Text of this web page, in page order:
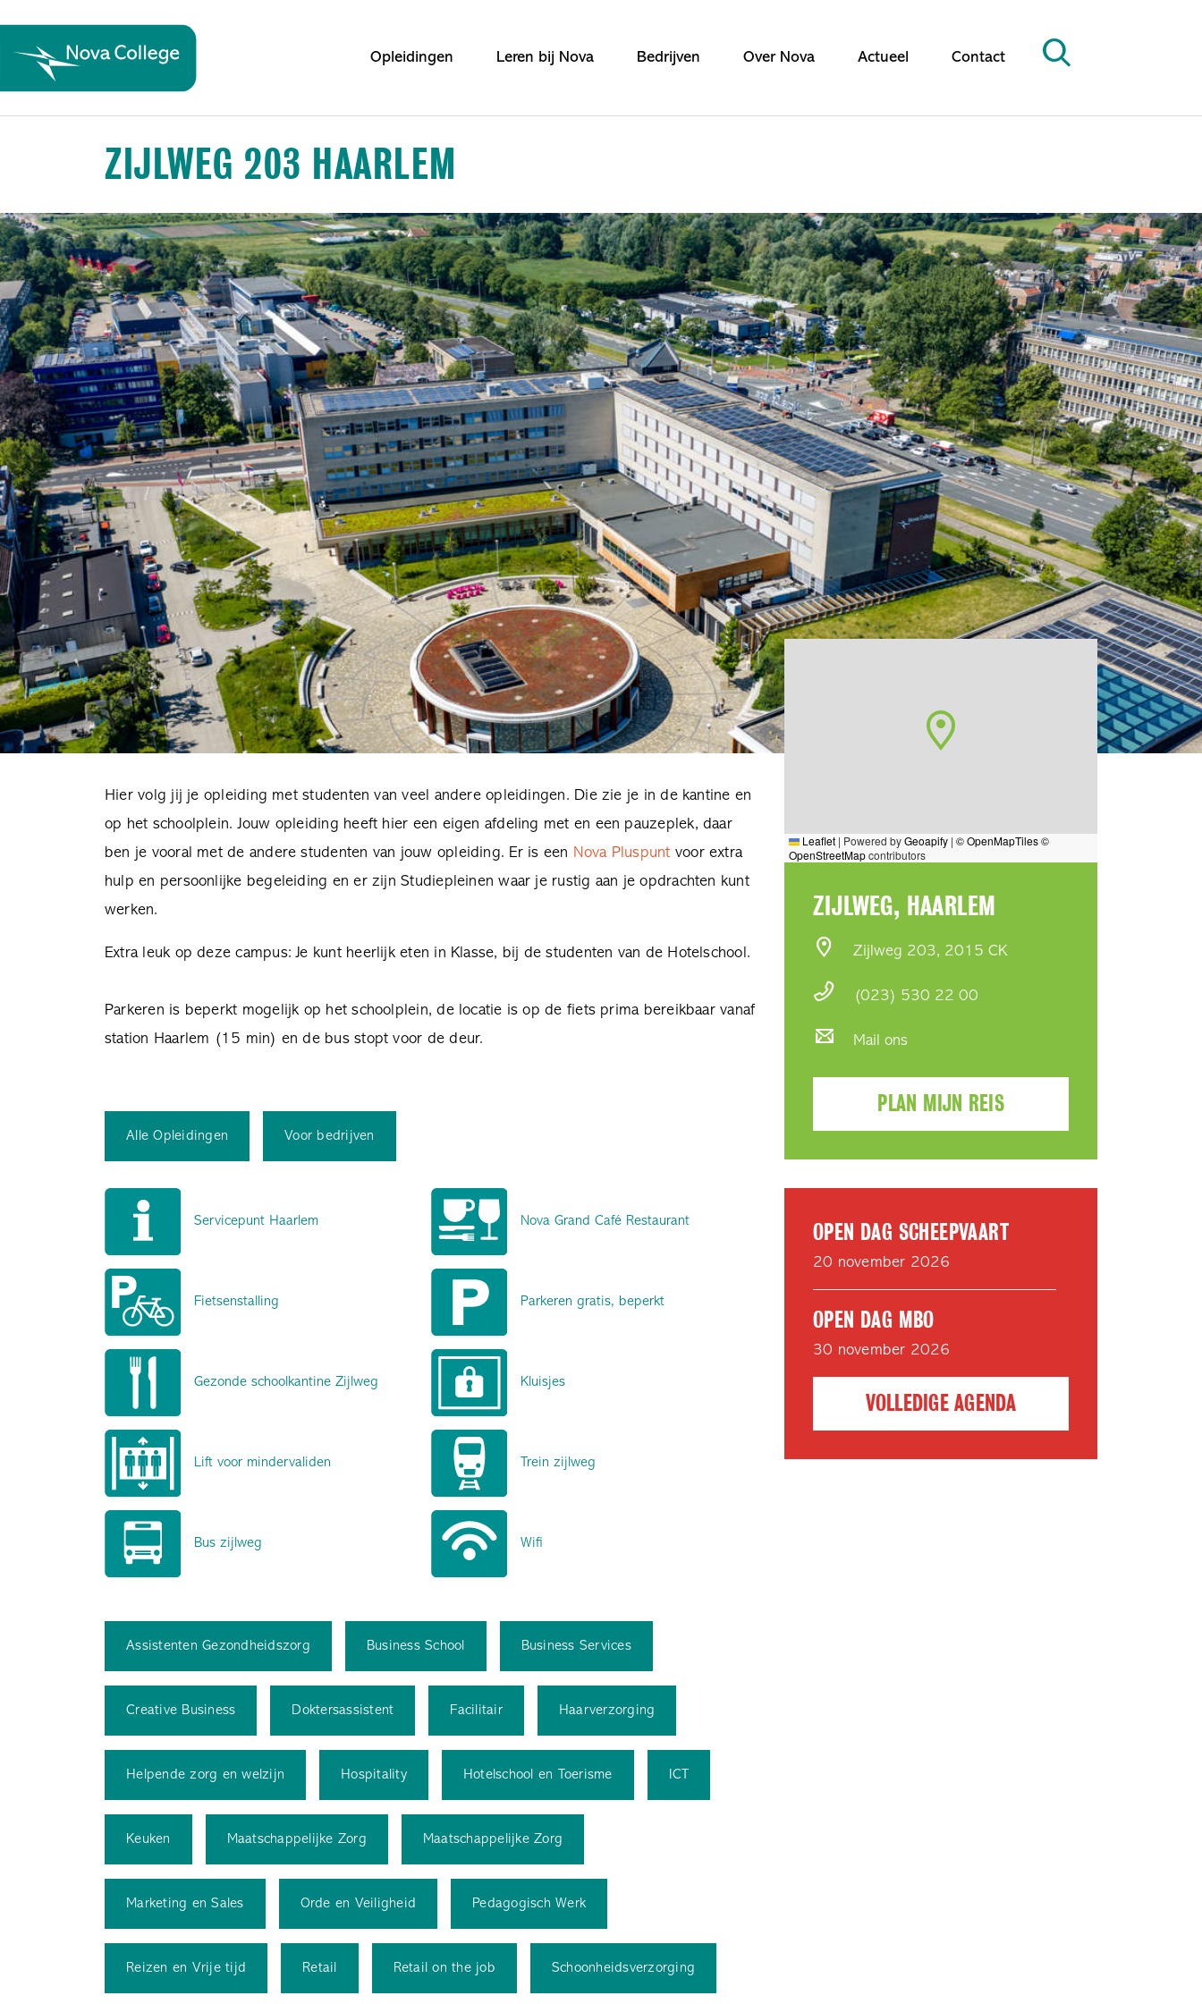
Opleidingen Leren bij Nova Bedrijven Over Nova Actueel Contact
ZIJLWEG 203 HAARLEM
Hier volg jij je opleiding met studenten van veel andere opleidingen. Die zie je in de kantine en
op het schoolplein. Jouw opleiding heeft hier een eigen afdeling met en een pauzeplek, daar
ben je vooral met de andere studenten van jouw opleiding. Er is een Nova Pluspunt voor extra
hulp en persoonlijke begeleiding en er zijn Studiepleinen waar je rustig aan je opdrachten kunt
werken.
Extra leuk op deze campus: Je kunt heerlijk eten in Klasse, bij de studenten van de Hotelschool.
Parkeren is beperkt mogelijk op het schoolplein, de locatie is op de fiets prima bereikbaar vanaf
station Haarlem (15 min) en de bus stopt voor de deur.
Alle Opleidingen Voor bedrijven
Assistenten Gezondheidszorg Business School Business Services
Creative Business Doktersassistent Facilitair Haarverzorging
Helpende zorg en welzijn Hospitality Hotelschool en Toerisme ICT
Keuken Maatschappelijke Zorg Maatschappelijke Zorg
Marketing en Sales Orde en Veiligheid Pedagogisch Werk
Reizen en Vrije tijd Retail Retail on the job Schoonheidsverzorging
Servicepunt Haarlem Nova Grand Café Restaurant
Fietsenstalling Parkeren gratis, beperkt
Gezonde schoolkantine Zijlweg Kluisjes
Lift voor mindervaliden Trein zijlweg
Bus zijlweg Wifi
Leaflet | Powered byGeoapify | © OpenMapTiles©
OpenStreetMapcontributors
ZIJLWEG, HAARLEM
Zijlweg 203, 2015 CK
(023) 530 22 00
Mail ons
PLAN MIJN REIS
OPEN DAG SCHEEPVAART
20 november 2026
OPEN DAG MBO
30 november 2026
VOLLEDIGE AGENDA